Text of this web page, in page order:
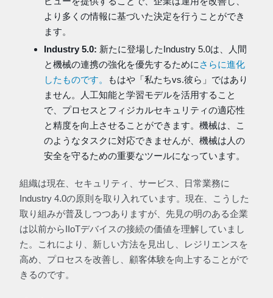
より多くの情報に基づいた決定を行うことができ
ます。
Industry 5.0: 新たに登場したIndustry 5.0は、人間
と機械の連携の強化を優先するために さらに進化
したものです。
もはや「私たちvs.彼ら」ではあり
ません。人工知能と学習モデルを活用すること
で、プロセスとフィジカルセキュリティの適応性
と精度を向上させることができます。機械は、こ
のようなタスクに対応できませんが、機械は人の
安全を守るための重要なツールになっています。
組織は現在、セキュリティ、サービス、日常業務に
Industry 4.0の原則を取り入れています。現在、こうした
取り組みが普及しつつありますが、先見の明のある企業
は以前からIIoTデバイスの接続の価値を理解していまし
た。これにより、新しい方法を見出し、レジリエンスを
高め、プロセスを改善し、顧客体験を向上することがで
きるのです。